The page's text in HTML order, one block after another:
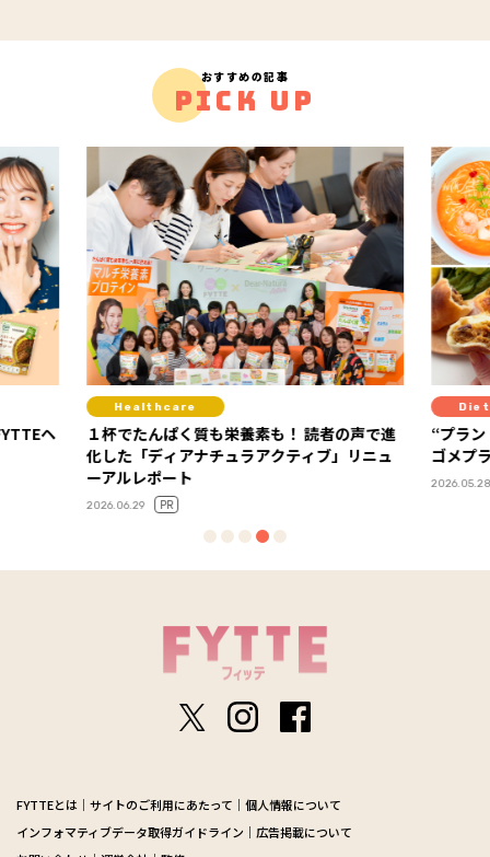
おすすめの記事
PICK UP
素も！ 読者の声で進
アクティブ」リニュ
Diet
“プラントベースって実際どう？”を体験
ゴメプラントベース部レポート
FYTTEとは サイトのご利用にあたって
個人情報について
インフォマティブデータ取得ガイドライン
広告掲載について